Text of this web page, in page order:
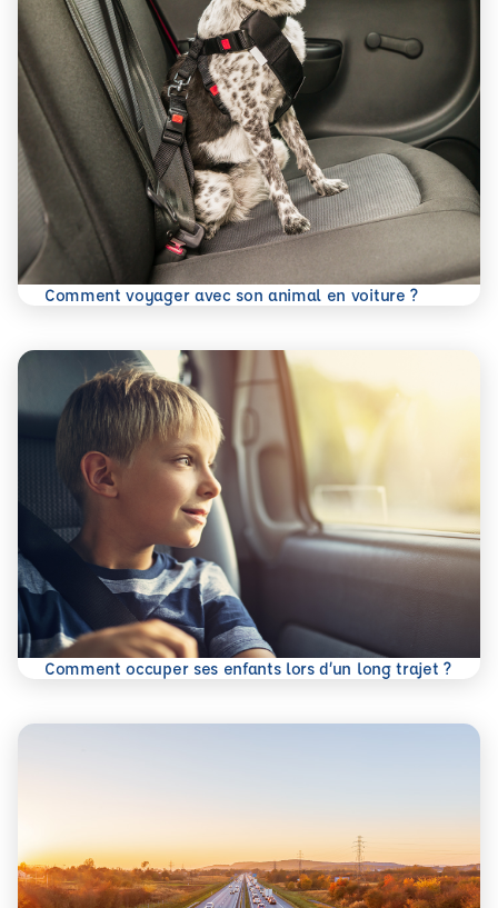
Comment voyager avec son animal en voiture ?
En savoir plus
Comment occuper ses enfants lors d’un long trajet ?
En savoir plus